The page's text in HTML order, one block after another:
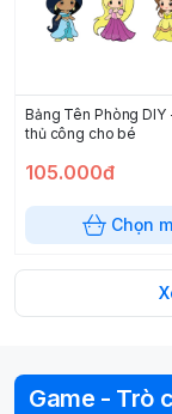
Bảng Tên Phòng DIY
thủ công cho bé
105.000đ
Chọn
Game - Trò